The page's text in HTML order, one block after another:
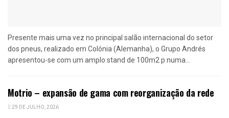
Presente mais uma vez no principal salão internacional do setor
dos pneus, realizado em Colónia (Alemanha), o Grupo Andrés
apresentou-se com um amplo stand de 100m2 p numa...
Motrio – expansão de gama com reorganização da rede
29 DE JULHO, 2026